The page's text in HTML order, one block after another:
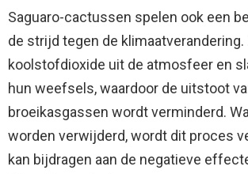
Saguaro-cactussen spelen ook een
de strijd tegen de klimaatverandering.
koolstofdioxide uit de atmosfeer en
hun weefsels, waardoor de uitstoot
broeikasgassen wordt verminderd.
worden verwijderd, wordt dit proces
kan bijdragen aan de negatieve